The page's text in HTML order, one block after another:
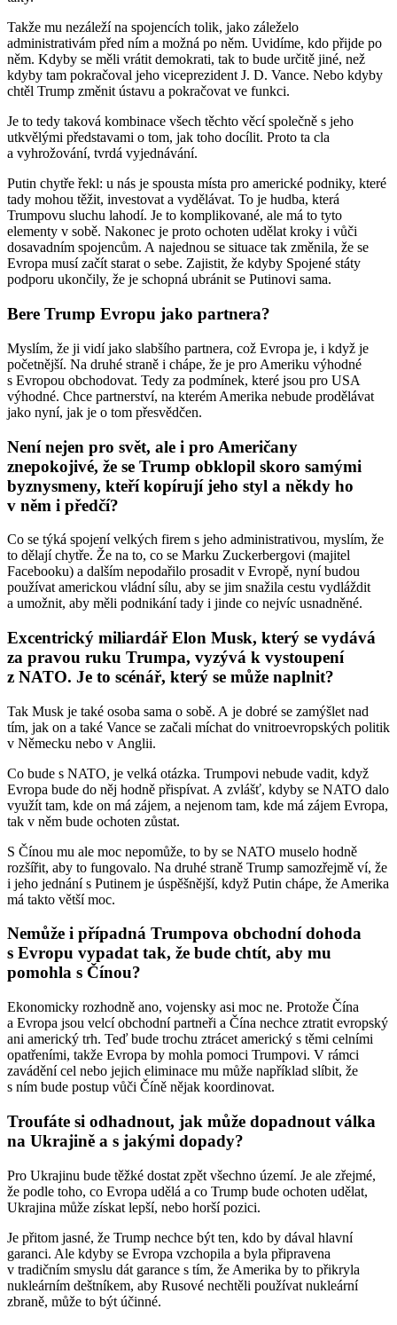
Takže mu nezáleží na spojencích tolik, jako záleželo
administrativám před ním a možná po něm. Uvidíme, kdo přijde po
něm. Kdyby se měli vrátit demokrati, tak to bude určitě jiné, než
kdyby tam pokračoval jeho viceprezident J. D. Vance. Nebo kdyby
chtěl Trump změnit ústavu a pokračovat ve funkci.
Je to tedy taková kombinace všech těchto věcí společně s jeho
utkvělými představami o tom, jak toho docílit. Proto ta cla
a vyhrožování, tvrdá vyjednávání.
Putin chytře řekl: u nás je spousta místa pro americké podniky, které
tady mohou těžit, investovat a vydělávat. To je hudba, která
Trumpovu sluchu lahodí. Je to komplikované, ale má to tyto
elementy v sobě. Nakonec je proto ochoten udělat kroky i vůči
dosavadním spojencům. A najednou se situace tak změnila, že se
Evropa musí začít starat o sebe. Zajistit, že kdyby Spojené státy
podporu ukončily, že je schopná ubránit se Putinovi sama.
Bere Trump Evropu jako partnera?
Myslím, že ji vidí jako slabšího partnera, což Evropa je, i když je
početnější. Na druhé straně i chápe, že je pro Ameriku výhodné
s Evropou obchodovat. Tedy za podmínek, které jsou pro USA
výhodné. Chce partnerství, na kterém Amerika nebude prodělávat
jako nyní, jak je o tom přesvědčen.
Není nejen pro svět, ale i pro Američany
znepokojivé, že se Trump obklopil skoro samými
byznysmeny, kteří kopírují jeho styl a někdy ho
v něm i předčí?
Co se týká spojení velkých firem s jeho administrativou, myslím, že
to dělají chytře. Že na to, co se Marku Zuckerbergovi (majitel
Facebooku) a dalším nepodařilo prosadit v Evropě, nyní budou
používat americkou vládní sílu, aby se jim snažila cestu vydláždit
a umožnit, aby měli podnikání tady i jinde co nejvíc usnadněné.
Excentrický miliardář Elon Musk, který se vydává
za pravou ruku Trumpa, vyzývá k vystoupení
z NATO. Je to scénář, který se může naplnit?
Tak Musk je také osoba sama o sobě. A je dobré se zamýšlet nad
tím, jak on a také Vance se začali míchat do vnitroevropských politik
v Německu nebo v Anglii.
Co bude s NATO, je velká otázka. Trumpovi nebude vadit, když
Evropa bude do něj hodně přispívat. A zvlášť, kdyby se NATO dalo
využít tam, kde on má zájem, a nejenom tam, kde má zájem Evropa,
tak v něm bude ochoten zůstat.
S Čínou mu ale moc nepomůže, to by se NATO muselo hodně
rozšířit, aby to fungovalo. Na druhé straně Trump samozřejmě ví, že
i jeho jednání s Putinem je úspěšnější, když Putin chápe, že Amerika
má takto větší moc.
Nemůže i případná Trumpova obchodní dohoda
s Evropu vypadat tak, že bude chtít, aby mu
pomohla s Čínou?
Ekonomicky rozhodně ano, vojensky asi moc ne. Protože Čína
a Evropa jsou velcí obchodní partneři a Čína nechce ztratit evropský
ani americký trh. Teď bude trochu ztrácet americký s těmi celními
opatřeními, takže Evropa by mohla pomoci Trumpovi. V rámci
zavádění cel nebo jejich eliminace mu může například slíbit, že
s ním bude postup vůči Číně nějak koordinovat.
Troufáte si odhadnout, jak může dopadnout válka
na Ukrajině a s jakými dopady?
Pro Ukrajinu bude těžké dostat zpět všechno území. Je ale zřejmé,
že podle toho, co Evropa udělá a co Trump bude ochoten udělat,
Ukrajina může získat lepší, nebo horší pozici.
Je přitom jasné, že Trump nechce být ten, kdo by dával hlavní
garanci. Ale kdyby se Evropa vzchopila a byla připravena
v tradičním smyslu dát garance s tím, že Amerika by to přikryla
nukleárním deštníkem, aby Rusové nechtěli používat nukleární
zbraně, může to být účinné.